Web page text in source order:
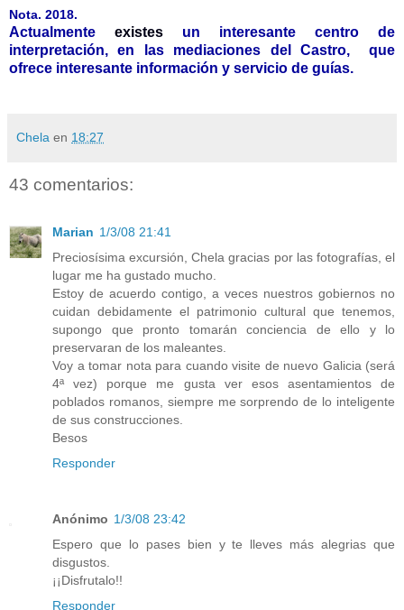
Nota. 2018.
Actualmente existes un interesante centro de
interpretación, en las mediaciones del Castro, que
ofrece interesante información y servicio de guías.
Chela en 18:27
43 comentarios:
Marian 1/3/08 21:41
Preciosísima excursión, Chela gracias por las fotografías, el
lugar me ha gustado mucho.
Estoy de acuerdo contigo, a veces nuestros gobiernos no
cuidan debidamente el patrimonio cultural que tenemos,
supongo que pronto tomarán conciencia de ello y lo
preservaran de los maleantes.
Voy a tomar nota para cuando visite de nuevo Galicia (será
4ª vez) porque me gusta ver esos asentamientos de
poblados romanos, siempre me sorprendo de lo inteligente
de sus construcciones.
Besos
Responder
Anónimo 1/3/08 23:42
Espero que lo pases bien y te lleves más alegrias que
disgustos.
¡¡Disfrutalo!!
Responder